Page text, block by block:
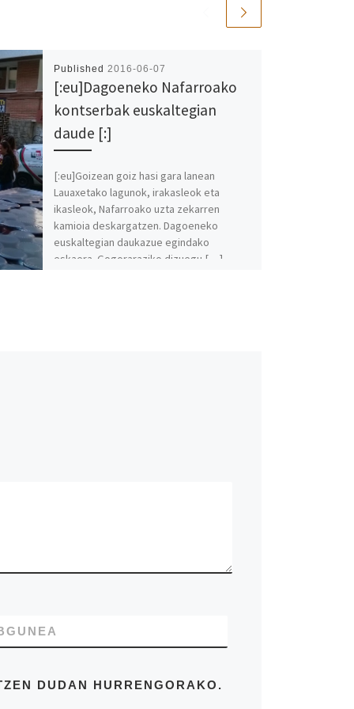
Published 2016-06-07
[:eu]Dagoeneko Nafarroako
kontserbak euskaltegian
daude [:]
[:eu]Goizean goiz hasi gara lanean
Lauaxetako lagunok, irakasleok eta
ikasleok, Nafarroako uzta zekarren
kamioia deskargatzen. Dagoeneko
euskaltegian daukazue egindako
eskaera. Gogoraraziko dizuegu […]
DUDAN HURRENGORAKO.